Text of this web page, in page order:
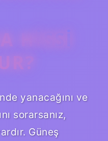
HISSI
yanacağını ve
sorarsanız,
Güneş